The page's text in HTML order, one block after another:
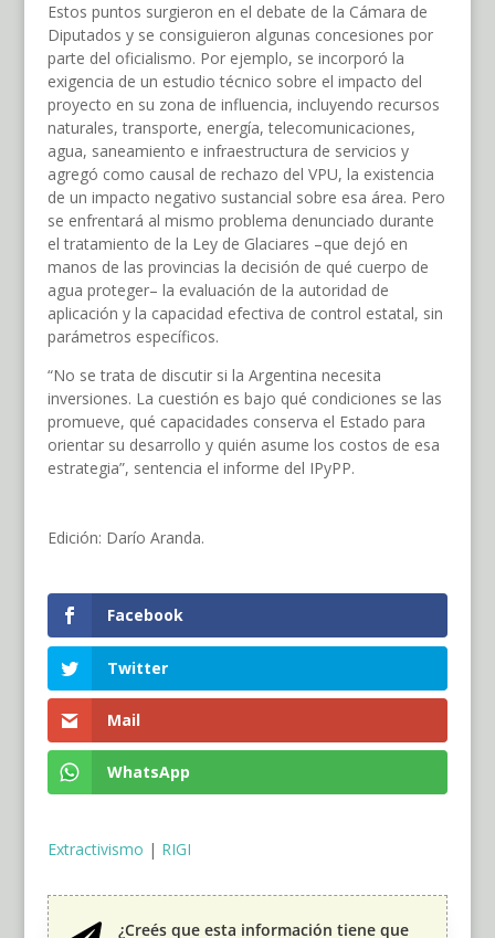
Estos puntos surgieron en el debate de la Cámara de
Diputados y se consiguieron algunas concesiones por
parte del oficialismo. Por ejemplo, se incorporó la
exigencia de un estudio técnico sobre el impacto del
proyecto en su zona de influencia, incluyendo recursos
naturales, transporte, energía, telecomunicaciones,
agua, saneamiento e infraestructura de servicios y
agregó como causal de rechazo del VPU, la existencia
de un impacto negativo sustancial sobre esa área. Pero
se enfrentará al mismo problema denunciado durante
el tratamiento de la Ley de Glaciares –que dejó en
manos de las provincias la decisión de qué cuerpo de
agua proteger– la evaluación de la autoridad de
aplicación y la capacidad efectiva de control estatal, sin
parámetros específicos.
“No se trata de discutir si la Argentina necesita
inversiones. La cuestión es bajo qué condiciones se las
promueve, qué capacidades conserva el Estado para
orientar su desarrollo y quién asume los costos de esa
estrategia”, sentencia el informe del IPyPP.
Edición: Darío Aranda.
Facebook
Twitter
Mail
WhatsApp
Extractivismo | RIGI
¿Creés que esta información tiene que